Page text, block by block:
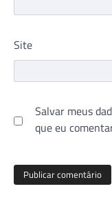
Site
Salvar meus
que eu